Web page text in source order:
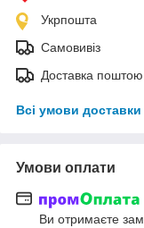
Укрпошта
Самовивіз
Доставка поштою
Всі умови доставки
Умови оплати
Ви отримаєте